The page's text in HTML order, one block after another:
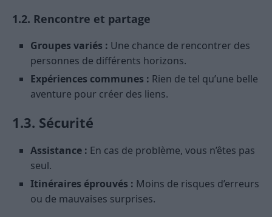
1.2. Rencontre et partage
Groupes variés : Une chance de rencontrer des
personnes de différents horizons.
Expériences communes : Rien de tel qu’une belle
aventure pour créer des liens.
1.3. Sécurité
Assistance : En cas de problème, vous n’êtes pas
seul.
Itinéraires éprouvés : Moins de risques d’erreurs
ou de mauvaises surprises.